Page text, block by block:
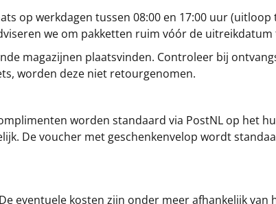
op werkdagen tussen 08:00 en 17:00 uur
we om pakketten ruim vóór de
magazijnen plaatsvinden. Controleer bij
worden deze niet retourgenomen.
worden standaard via PostNL op het
De voucher met geschenkenvelop wordt
eventuele kosten zijn onder meer afhankelijk